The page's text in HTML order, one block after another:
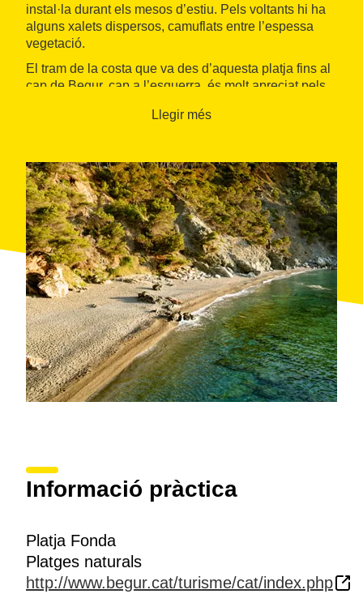
instal·la durant els mesos d’estiu. Pels voltants hi ha
alguns xalets dispersos, camuflats entre l’espessa
vegetació.
El tram de la costa que va des d’aquesta platja fins al
cap de Begur, cap a l’esquerra, és molt apreciat pels
de la cova del Diable. Cap a la dreta hi ha un camí de
Llegir més
Informació pràctica
Platja Fonda
Platges naturals
http://www.begur.cat/turisme/cat/index.php